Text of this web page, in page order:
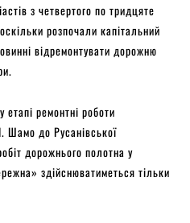
з четвертого по тридцяте
розпочали капітальний
відремонтувати дорожню
ремонтні роботи
Шамо до Русанівської
дорожнього полотна у
здійснюватиметься тільки